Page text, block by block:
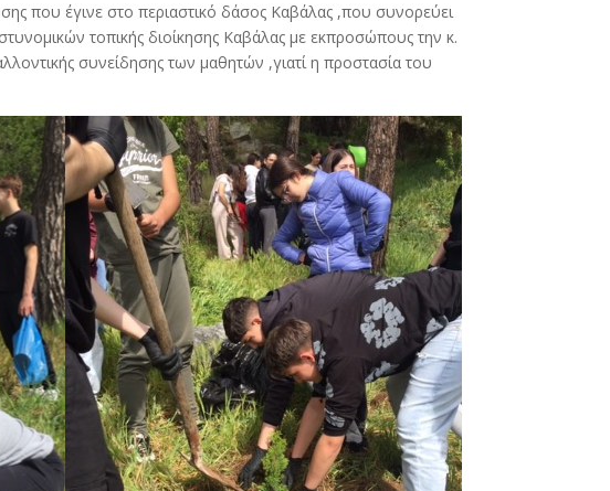
που έγινε στο περιαστικό δάσος Καβάλας ,που συνορεύει
τοπικής διοίκησης Καβάλας με εκπροσώπους την κ.
συνείδησης των μαθητών ,γιατί η προστασία του